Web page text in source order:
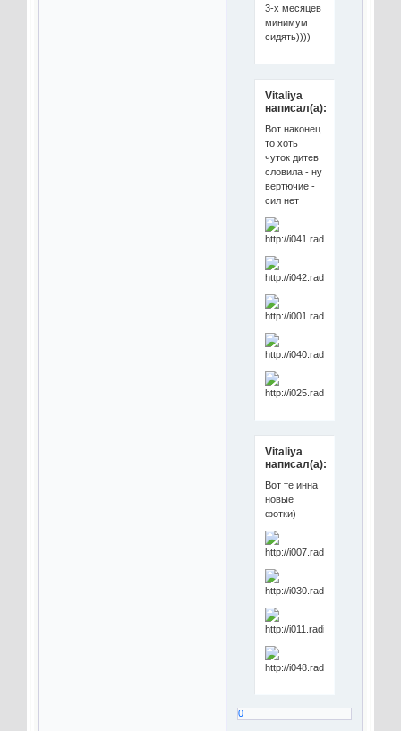
3-х месяцев
минимум
сидять))))
Vitaliya
написал(а):
Вот наконец
то хоть
чуток дитев
словила - ну
вертючие -
сил нет
Vitaliya
написал(а):
Вот те инна
новые
фотки)
0